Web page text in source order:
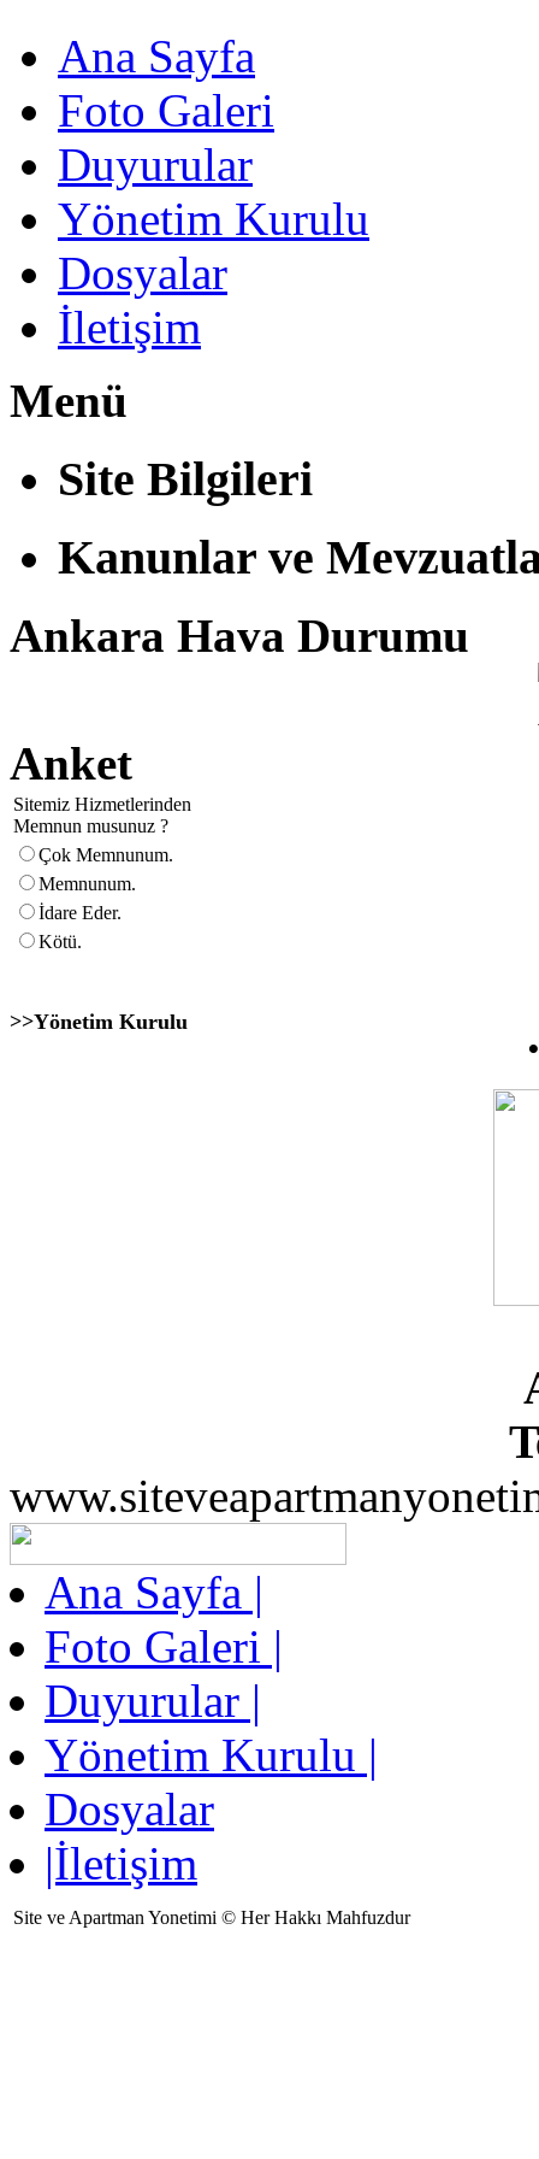
Ana Sayfa
Foto Galeri
Duyurular
Yönetim Kurulu
Dosyalar
İletişim
Menü
Site Bilgileri
Kanunlar ve
Ankara Hava Durumu
Anket
Sitemiz Hizmetlerinden
Memnun musunuz ?
Çok Memnunum.
Memnunum.
İdare Eder.
Kötü.
>>Yönetim Kurulu
Ana Sayfa |
Foto Galeri |
Duyurular |
Yönetim Kurulu |
Dosyalar
|İletişim
Site ve Apartman Yonetimi © Her Hakkı Mahfuzdur